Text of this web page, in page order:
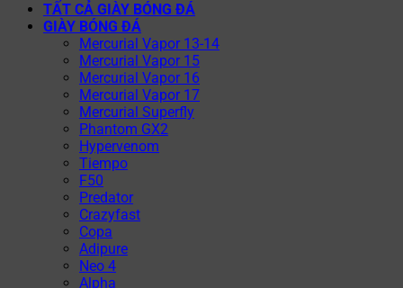
TẤT CẢ GIÀY BÓNG ĐÁ
GIÀY BÓNG ĐÁ
Mercurial Vapor 13-14
Mercurial Vapor 15
Mercurial Vapor 16
Mercurial Vapor 17
Mercurial Superfly
Phantom GX2
Hypervenom
Tiempo
F50
Predator
Crazyfast
Copa
Adipure
Neo 4
Alpha